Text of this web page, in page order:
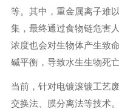
等。其中，重金属离子难
集，最终通过食物链危害
浓度也会对生物体产生致
碱平衡，导致水生生物死
当前，针对电镀滚镀工艺
交换法、膜分离法等技术